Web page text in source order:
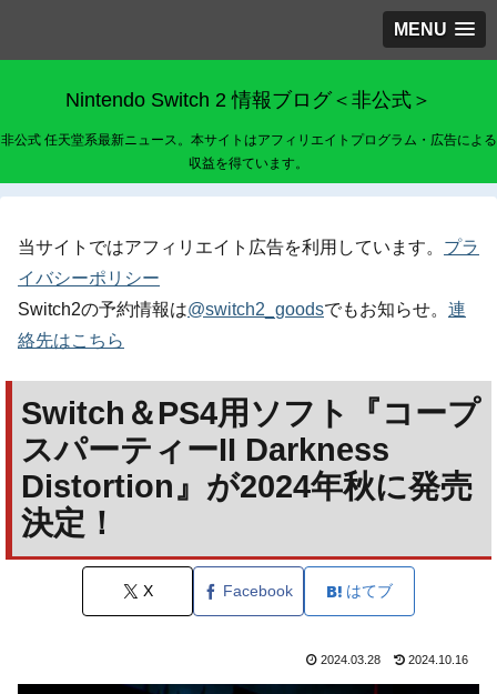
MENU
Nintendo Switch 2 情報ブログ＜非公式＞
非公式 任天堂系最新ニュース。本サイトはアフィリエイトプログラム・広告による
収益を得ています。
当サイトではアフィリエイト広告を利用しています。 プラ
イバシーポリシー
Switch2の予約情報は@switch2_goodsでもお知らせ。 連
絡先はこちら
Switch＆PS4用ソフト『コープ
スパーティーII Darkness
Distortion』が2024年秋に発売
決定！
X Facebook はてブ
2024.03.28 2024.10.16